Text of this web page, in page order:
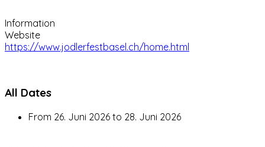
Information
Website
https://www.jodlerfestbasel.ch/home.html
All Dates
From 26. Juni 2026 to 28. Juni 2026